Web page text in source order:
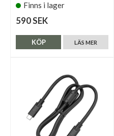
Finns i lager
590 SEK
LÄS MER
KÖP